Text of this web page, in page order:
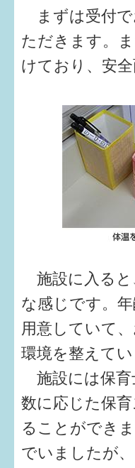
まずは受付で
ただきます。
けており、安
施設に入ると
な感じです。
用意していて
環境を整えてい
施設には保育
数に応じた保
ることができ
でいましたが